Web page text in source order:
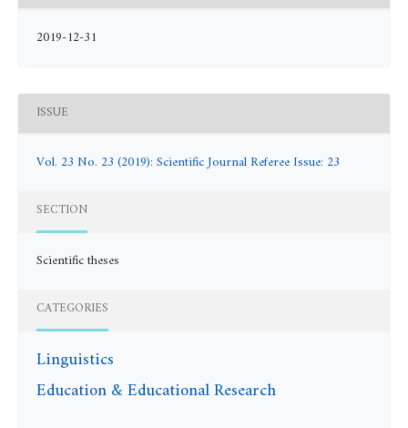
2019-12-31
ISSUE
Vol. 23 No. 23 (2019): Scientific Journal Referee Issue: 23
SECTION
Scientific theses
CATEGORIES
Linguistics
Education & Educational Research